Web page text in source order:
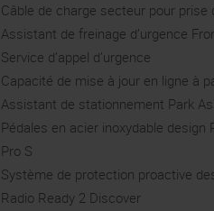
Câble de charge secteur pour prise
Assistant de freinage d’urgence
Service d’appel d’urgence
Capacité de mise à jour en ligne à
Assistant de stationnement Park
Pédales en acier inoxydable design
Pro S
Système de protection proactive
Radio Ready 2 Discover